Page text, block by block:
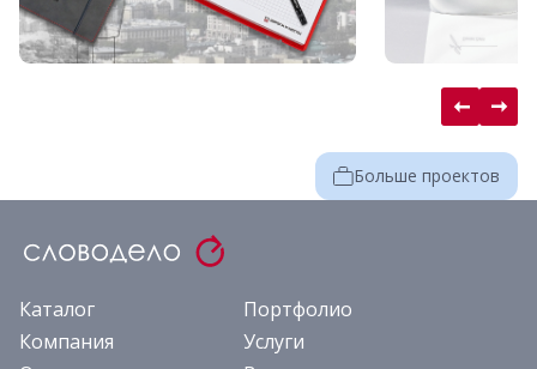
Больше проектов
Каталог
Портфолио
Компания
Услуги